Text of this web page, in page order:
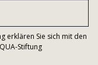
erklären Sie sich mit den
Stiftung